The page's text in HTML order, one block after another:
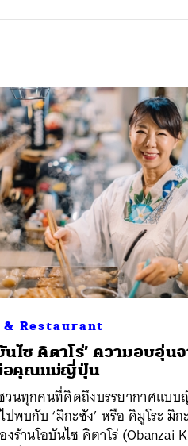
& Restaurant
นไซ คิตาโร่’ ความอบอุ่น
อคุณแม่ญี่ปุ่น
วนทุกคนที่คิดถึงบรรยากาศแบบ
ปพบกับ ‘มิกะซัง’ หรือ คิมูโระ มิก
งร้านโอบันไซ คิตาโร่ (Obanzai